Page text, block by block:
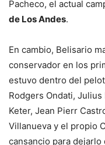
Pacheco, el actual
de Los Andes.
En cambio, Belisario
conservador en los
estuvo dentro del
Rodgers Ondati,
Keter, Jean Pierr
Villanueva y el propio
cansancio para dejarlo